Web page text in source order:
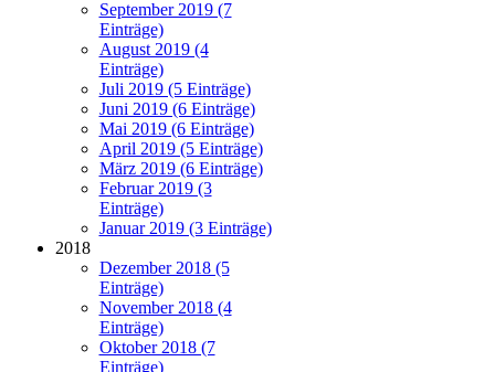
September 2019 (7
Einträge)
August 2019 (4
Einträge)
Juli 2019 (5 Einträge)
Juni 2019 (6 Einträge)
Mai 2019 (6 Einträge)
April 2019 (5 Einträge)
März 2019 (6 Einträge)
Februar 2019 (3
Einträge)
Januar 2019 (3 Einträge)
2018
Dezember 2018 (5
Einträge)
November 2018 (4
Einträge)
Oktober 2018 (7
Einträge)